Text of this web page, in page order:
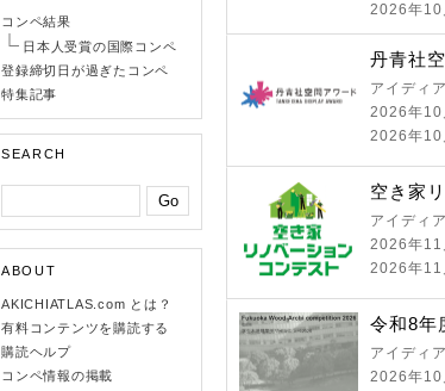
コンペ結果
日本人受賞の国際コンペ
登録締切日が過ぎたコンペ
特集記事
SEARCH
ABOUT
AKICHIATLAS.com とは？
有料コンテンツを購読する
購読ヘルプ
コンペ情報の掲載
2026年10
丹青社
アイディ
2026年10
2026年10
空き家
アイディ
2026年11
2026年11
令和8年
アイディ
2026年10